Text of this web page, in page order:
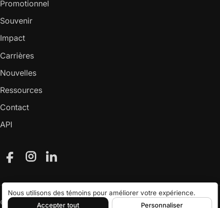
Nous utilisons des témoins pour améliorer votre expérience.
Accepter tout
Personnaliser
Promotionnel
Souvenir
Impact
Carrières
Nouvelles
Ressources
Contact
API
FacebookInstagramLinkedIn
© 2026 Attraction Inc.